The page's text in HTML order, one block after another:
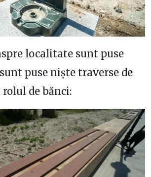
localitate sunt puse
puse niște traverse de
de bănci: